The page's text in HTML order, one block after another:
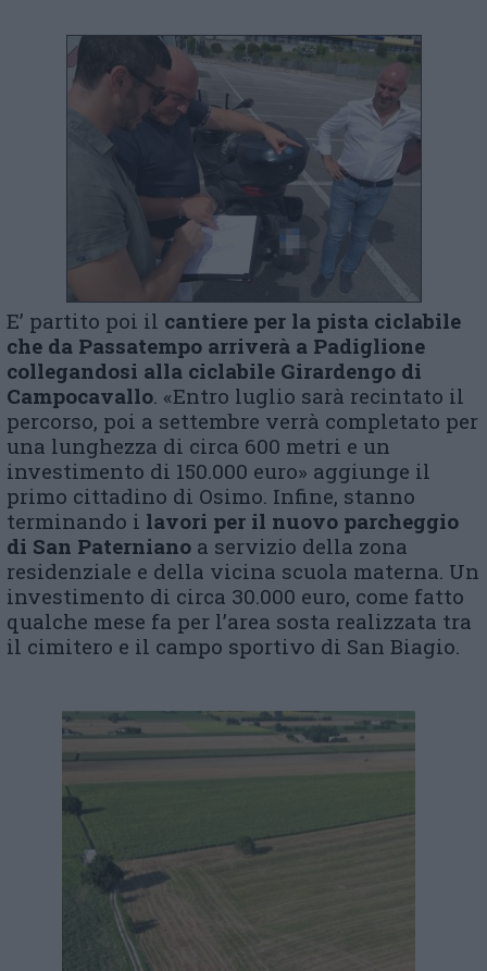
E’ partito poi il cantiere per la pista ciclabile
che da Passatempo arriverà a Padiglione
collegandosi alla ciclabile Girardengo di
Campocavallo. «Entro luglio sarà recintato il
percorso, poi a settembre verrà completato per
una lunghezza di circa 600 metri e un
investimento di 150.000 euro» aggiunge il
primo cittadino di Osimo. Infine, stanno
terminando i lavori per il nuovo parcheggio
di San Paterniano a servizio della zona
residenziale e della vicina scuola materna. Un
investimento di circa 30.000 euro, come fatto
qualche mese fa per l’area sosta realizzata tra
il cimitero e il campo sportivo di San Biagio.